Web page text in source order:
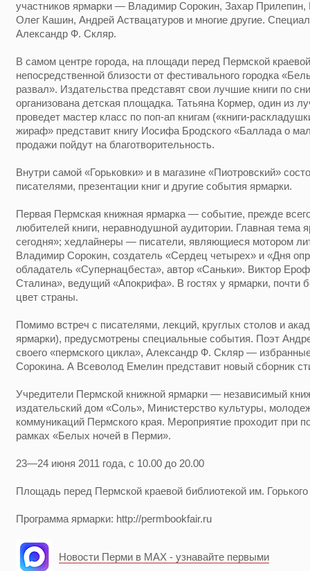
участников ярмарки — Владимир Сорокин, Захар
Олег Кашин, Андрей Аствацатуров и многие другие.
Александр Ф. Скляр.
В самом центре города, на площади перед Пермской
непосредственной близости от фестивального городка
развал». Издательства представят свои лучшие книги по
организована детская площадка. Татьяна Кормер, один из
проведет мастер класс по поп-ап книгам («книги-
жираф» представит книгу Иосифа Бродского «Баллада о
продажи пойдут на благотворительность.
Внутри самой «Горьковки» и в магазине «Пиотровский»
писателями, презентации книг и другие события ярмарки.
Первая Пермская книжная ярмарка — событие, прежде
любителей книги, неравнодушной аудитории. Главная тема
сегодня»; хедлайнеры — писатели, являющиеся мотором
Владимир Сорокин, создатель «Сердец четырех» и «Дня
обладатель «Супернацбеста», автор «Саньки». Виктор
Сталина», ведущий «Апокрифа». В гостях у ярмарки, почти
цвет страны.
Помимо встреч с писателями, лекций, круглых столов и
ярмарки), предусмотрены специальные события. Поэт
своего «пермского цикла», Александр Ф. Скляр —
Сорокина. А Всеволод Емелин представит новый сборник
Учредители Пермской книжной ярмарки — независимый
издательский дом «Соль», Министерство культуры,
коммуникаций Пермского края. Мероприятие проходит при
рамках «Белых ночей в Перми».
23—24 июня 2011 года, с 10.00 до 20.00
Площадь перед Пермской краевой библиотекой им. Горького
Программа ярмарки: http://permbookfair.ru
Новости Перми в MAX - узнавайте первыми